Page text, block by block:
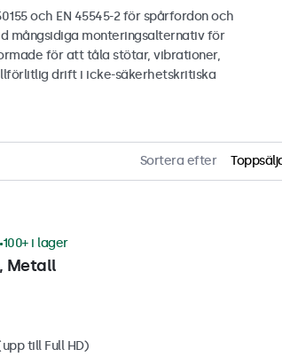
och EN 45545-2 för spårfordon och
mångsidiga monteringsalternativ för
för att tåla stötar, vibrationer,
drift i icke-säkerhetskritiska
Sortera efter
Metall
100+ i lager
till Full HD)